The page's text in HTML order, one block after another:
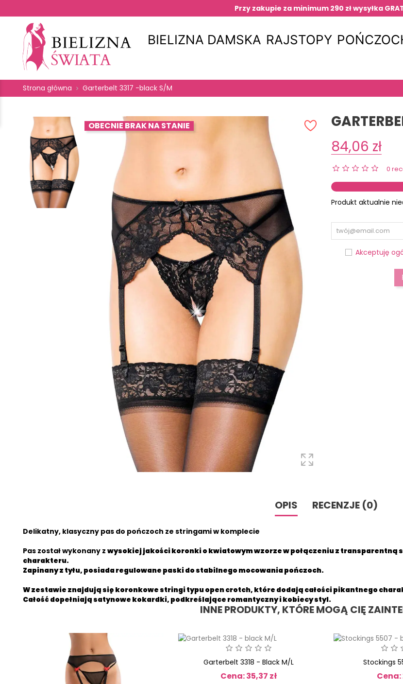
Przy zakupie za minimum 290 zł wysyłka
BIELIZNA DAMSKA RAJSTOPY
Strona główna Garterbelt 3317 -black S/M
OBECNIE BRAK NA STANIE
84,06 zł
0
Produkt aktualnie
Akceptuję
OPIS RECENZJE (0)
Delikatny, klasyczny pas do pończoch ze stringami w komplecie
Pas został wykonany z wysokiej jakości koronki o kwiatowym wzorze w połączeniu z transparentną
charakteru.
Zapinany z tyłu, posiadaregulowane paskido stabilnego mocowania pończoch.
W zestawie znajdują się koronkowe stringi typu open crotch, które dodają całości pikantnego
Całość dopełniająsatynowe kokardki, podkreślające romantyczny i kobiecy styl.
INNE PRODUKTY, KTÓRE MOGĄ CIĘ
Garterbelt 3318 - Black M/L
Cena: 35,37 zł
Stockings
Cena: